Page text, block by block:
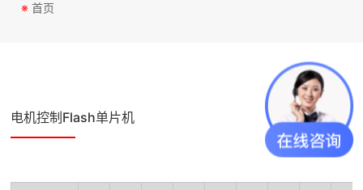
※ 首页
电机控制Flash单片机